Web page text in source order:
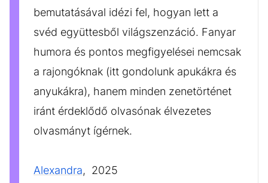
bemutatásával idézi fel, hogyan lett a
svéd együttesből világszenzáció. Fanyar
humora és pontos megfigyelései nemcsak
a rajongóknak (itt gondolunk apukákra és
anyukákra), hanem minden zenetörténet
iránt érdeklődő olvasónak élvezetes
olvasmányt ígérnek.
Alexandra, 2025